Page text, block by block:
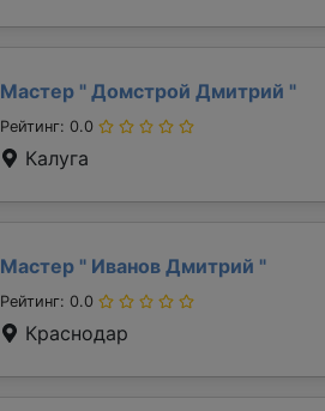
Мастер " Домстрой Дмитрий "
Рейтинг: 0.0
Калуга
Мастер " Иванов Дмитрий "
Рейтинг: 0.0
Краснодар